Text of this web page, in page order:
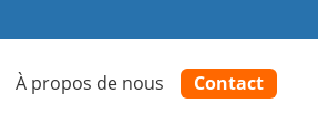
À propos de nous Contact